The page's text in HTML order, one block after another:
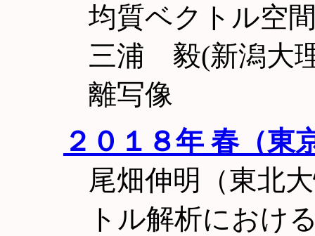
均質ベクトル空
三浦 毅(新潟大
離写像
２０１８年 春（東
尾畑伸明（東北
トル解析におけ